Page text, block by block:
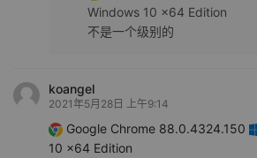
Windows 10 x64 Edition
不是一个级别的
koangel
2021年5月28日 上午9:14
Google Chrome 88.0.4324.150
10 x64 Edition